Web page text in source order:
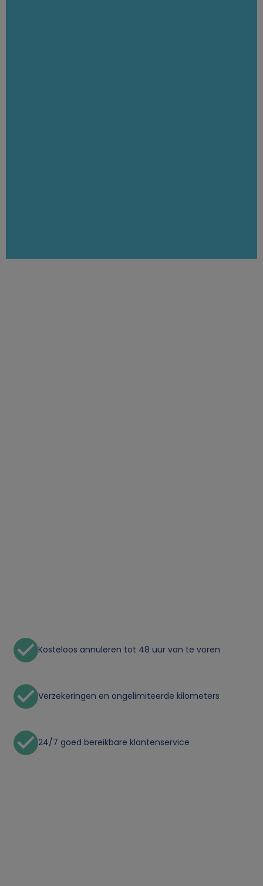
Kosteloos annuleren tot 48 uur van te voren
Verzekeringen en ongelimiteerde kilometers
24/7 goed bereikbare klantenservice